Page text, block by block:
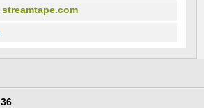
streamtape.com